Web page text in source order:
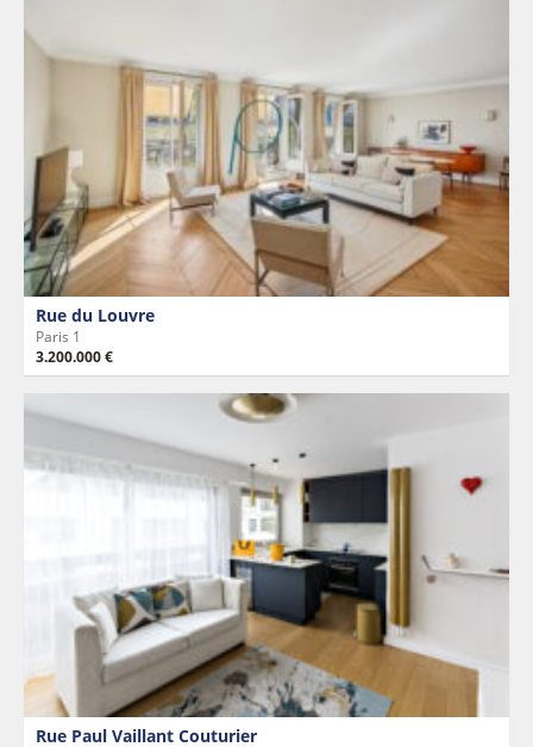
Rue du Louvre
Paris 1
3.200.000 €
Rue Paul Vaillant Couturier